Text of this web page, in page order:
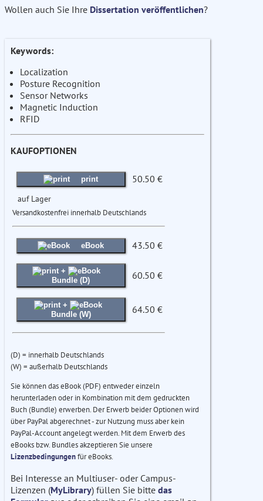
Wollen auch Sie Ihre Dissertation veröffentlichen?
Keywords:
Localization
Posture Recognition
Sensor Networks
Magnetic Induction
RFID
KAUFOPTIONEN
print 50.50 €
auf Lager
Versandkostenfrei innerhalb Deutschlands
eBook 43.50 €
+
Bundle (D)
60.50 €
+
Bundle (W)
64.50 €
(D) = innerhalb Deutschlands
(W) = außerhalb Deutschlands
Sie können das eBook (PDF) entweder einzeln
herunterladen oder in Kombination mit dem gedruckten
Buch (Bundle) erwerben. Der Erwerb beider Optionen wird
über PayPal abgerechnet - zur Nutzung muss aber kein
PayPal-Account angelegt werden. Mit dem Erwerb des
eBooks bzw. Bundles akzeptieren Sie unsere
Lizenzbedingungenfür eBooks.
Bei Interesse an Multiuser- oder Campus-
Lizenzen (MyLibrary) füllen Sie bitte das